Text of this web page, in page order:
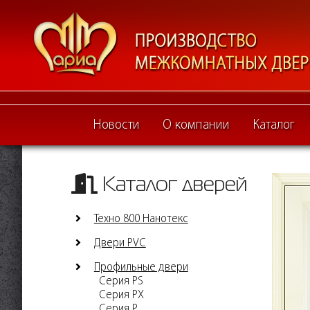
Новости О компании Каталог
Каталог дверей
Техно 800 Нанотекс
Двери PVC
Профильные двери
Серия PS
Серия PX